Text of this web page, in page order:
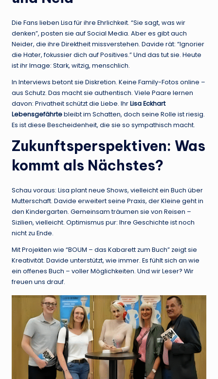
Die Fans lieben Lisa für ihre Ehrlichkeit. “Sie sagt, was wir
denken”, posten sie auf Social Media. Aber es gibt auch
Neider, die ihre Direktheit missverstehen. Davide rät: “Ignorier
die Hater, fokussier dich auf Positives.” Und das tut sie. Heute
ist ihr Image: Stark, witzig, menschlich.
In Interviews betont sie Diskretion. Keine Family-Fotos online –
aus Schutz. Das macht sie authentisch. Viele Paare lernen
davon: Privatheit schützt die Liebe. IhrLisa Eckhart
Lebensgefährtebleibt im Schatten, doch seine Rolle ist riesig.
Es ist diese Bescheidenheit, die sie so sympathisch macht.
Zukunftsperspektiven: Was
kommt als Nächstes?
Schau voraus: Lisa plant neue Shows, vielleicht ein Buch über
Mutterschaft. Davide erweitert seine Praxis, der Kleine geht in
den Kindergarten. Gemeinsam träumen sie von Reisen –
Sizilien, vielleicht. Optimismus pur: Ihre Geschichte ist noch
nicht zu Ende.
Mit Projekten wie “BOUM – das Kabarett zum Buch” zeigt sie
Kreativität. Davide unterstützt, wie immer. Es fühlt sich an wie
ein offenes Buch – voller Möglichkeiten. Und wir Leser? Wir
freuen uns drauf.